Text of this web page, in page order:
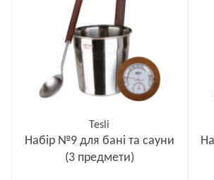
Tesli
Набір №9 для бані та сауни
(3 предмети)